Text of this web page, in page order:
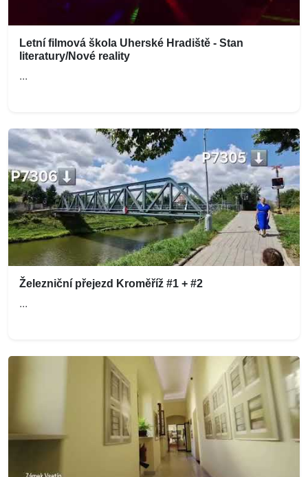
Letní filmová škola Uherské Hradiště - Stan
literatury/Nové reality
...
Železniční přejezd Kroměříž #1 + #2
...